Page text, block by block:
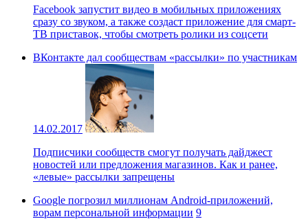
Facebook запустит видео в мобильных приложениях
сразу со звуком, а также создаст приложение для смарт-
ТВ приставок, чтобы смотреть ролики из соцсети
ВКонтакте дал сообществам «рассылки» по участникам
14.02.2017
Подписчики сообществ смогут получать дайджест
новостей или предложения магазинов. Как и ранее,
«левые» рассылки запрещены
Google погрозил миллионам Android-приложений,
ворам персональной информации 9